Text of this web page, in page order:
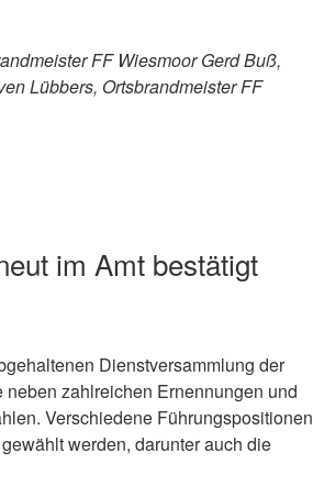
FF Wiesmoor Gerd Buß,
Lübbers, Ortsbrandmeister FF
im Amt bestätigt
Dienstversammlung der
zahlreichen Ernennungen und
Verschiedene Führungspositionen
werden, darunter auch die